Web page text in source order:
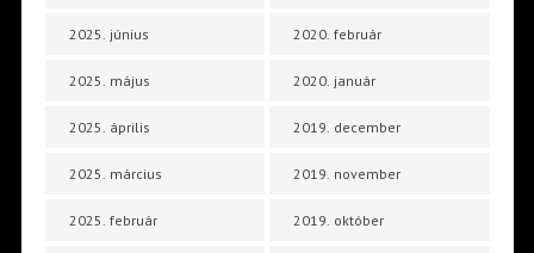
2025. június
2025. május
2025. április
2025. március
2025. február
2020. február
2020. január
2019. december
2019. november
2019. október